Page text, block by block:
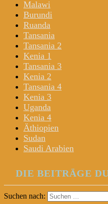
Malawi
Burundi
Ruanda
Tansania
Tansania 2
Kenia 1
Tansania 3
Kenia 2
Tansania 4
Kenia 3
Uganda
Kenia 4
Äthiopien
Sudan
Saudi Arabien
DIE BEITRÄGE
Suchen nach: